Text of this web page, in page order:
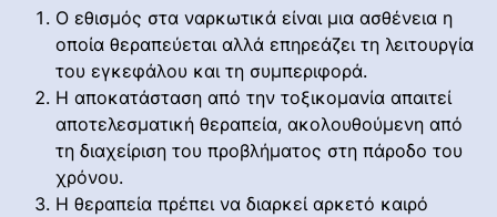
Ο εθισμός στα ναρκωτικά είναι μια ασθένεια η
οποία θεραπεύεται αλλά επηρεάζει τη λειτουργία
του εγκεφάλου και τη συμπεριφορά.
Η αποκατάσταση από την τοξικομανία απαιτεί
αποτελεσματική θεραπεία, ακολουθούμενη από
τη διαχείριση του προβλήματος στη πάροδο του
χρόνου.
Η θεραπεία πρέπει να διαρκεί αρκετό καιρό